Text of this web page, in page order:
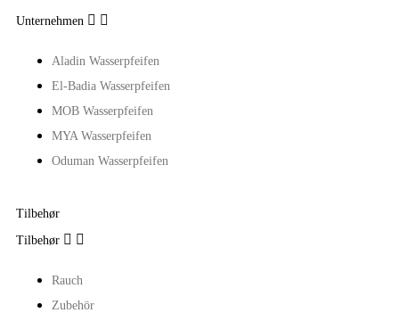
Unternehmen  
Aladin Wasserpfeifen
El-Badia Wasserpfeifen
MOB Wasserpfeifen
MYA Wasserpfeifen
Oduman Wasserpfeifen
Tilbehør
Tilbehør  
Rauch
Zubehör